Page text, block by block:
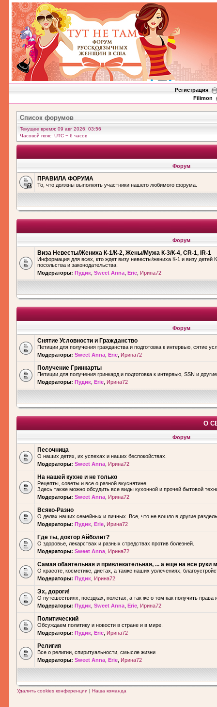
Регистрация
Filimon
Список форумов
Текущее время: 09 авг 2026, 03:56
Часовой пояс: UTC − 6 часов
Форум
ПРАВИЛА ФОРУМА
То, что должны выполнять участники нашего любимого форума.
Форум
Виза Невесты/Жениха К-1/К-2, Жены/Мужа К-3/К-4, CR-1, IR-1
Информация для всех, кто ждет визу невесты/жениха К-1 и визу
посольства и законодательства.
Модераторы: Пудик Sweet Anna Erie Ирина72
Форум
Снятие Условности и Гражданство
Петиции для получения гражданства и подготовка к интервью, сятие
Модераторы: Sweet Anna Erie Ирина72
Получение Гринкарты
Петиции для получения гринкард и подготовка к интервью, SSN и
Модераторы: Пудик Erie Ирина72
О
Форум
Песочница
О наших детях, их успехах и наших беспокойствах.
Модераторы: Sweet Anna Ирина72
На нашей кухне и не только
Рецепты, советы и все о разной вкуснятине.
Здесь также можно обсудить все виды кухонной и прочей бытовой
Модераторы: Sweet Anna Ирина72
Всяко-Разно
О делах наших семейных и личных. Все, что не вошло в другие
Модераторы: Пудик Erie Ирина72
Где ты, доктор Айболит?
О здоровье, лекарствах и разных стредствах против болезней.
Модераторы: Sweet Anna Ирина72
Самая обаятельная и привлекательная, ... а еще на все руки
О красоте, косметике, диетах, а также наших увлечениях,
Модераторы: Пудик Ирина72
Эх, дороги!
О путешествиях, поездках, полетах, а так же о том как получить права
Модераторы: Пудик Sweet Anna Erie Ирина72
Политический
Обсуждаем политику и новости в стране и в мире.
Модераторы: Пудик Erie Ирина72
Религия
Все о религии, спиритуальности, смысле жизни
Модераторы: Sweet Anna Erie Ирина72
Удалить cookies конференции | Наша команда